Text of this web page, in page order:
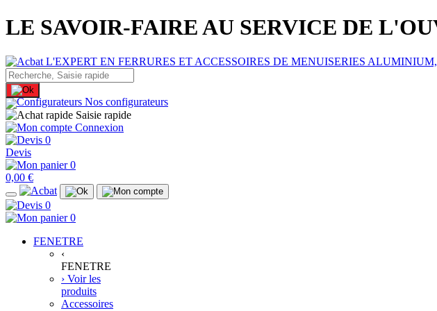
LE SAVOIR-FAIRE AU SERVICE DE
Nos configurateurs
Saisie rapide
Connexion
0
Devis
0
0,00 €
0
0
FENETRE
‹
FENETRE
› Voir les
produits
Accessoires